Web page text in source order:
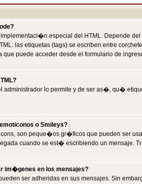
implementaci�n especial del HTML. Depende
las etiquetas (tags) se escriben entre
puede acceder desde el formulario de
administrador lo permite y de ser as�, qu�
o Smileys?
son peque�os gr�ficos que pueden ser
cuando se est� escribiendo un mensaje.
im�genes en los mensajes?
ser adheridas en sus mensajes. Sin